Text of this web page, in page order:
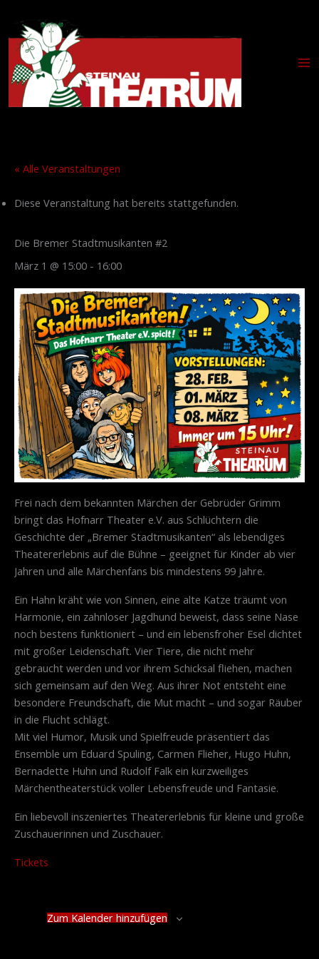
Inhalt
springen
« Alle Veranstaltungen
Diese Veranstaltung hat bereits stattgefunden.
Die Bremer Stadtmusikanten #2
März 1 @ 15:00 - 16:00
Frei nach dem bekannten Märchen der Gebrüder Grimm
bringt das Hofnarr Theater e.V. aus Schlüchtern die
Geschichte der „Bremer Stadtmusikanten“ als lebendiges
Theatererlebnis auf die Bühne – geeignet für Kinder ab vier
Jahren und alle Märchenfans bis mindestens 99 Jahre.
Ein Hahn kräht wie von Sinnen, eine alte Katze träumt von
Harmonie, ein zahnloser Jagdhund beweist, dass seine Nase
noch bestens funktioniert – und ein lebensfroher Esel dichtet
mit großer Leidenschaft. Vier Tiere, die nicht mehr
gebraucht werden und vor ihrem Schicksal fliehen, machen
sich gemeinsam auf den Weg. Aus ihrer Not entsteht eine
besondere Freundschaft, die Mut macht – und sogar Räuber
in die Flucht schlägt.
Mit viel Humor, Musik und Spielfreude präsentiert das
Ensemble um Eduard Spuling, Carmen Flieher, Hugo Huhn,
Bernadette Huhn und Rudolf Falk ein kurzweiliges
Märchentheaterstück voller Lebensfreude und Fantasie.
Ein liebevoll inszeniertes Theatererlebnis für kleine und große
Zuschauerinnen und Zuschauer.
Tickets
Zum Kalender hinzufügen